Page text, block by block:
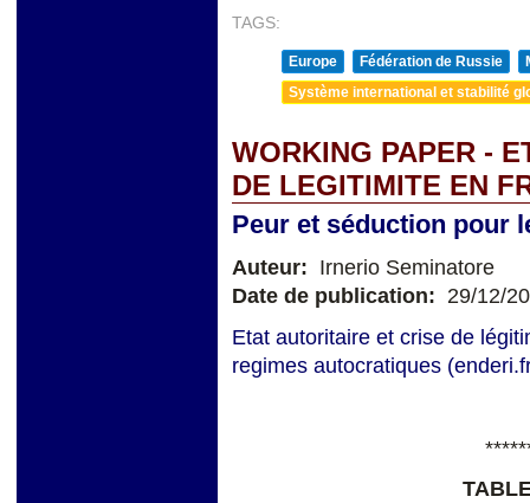
TAGS:
Europe Fédération de Russie
Système international et stabilité
WORKING PAPER -
DE LEGITIMITE EN
Peur et séduction pour
Auteur: Irnerio Seminatore
Date de publication: 29/12/
Etat autoritaire et crise de
regimes autocratiques